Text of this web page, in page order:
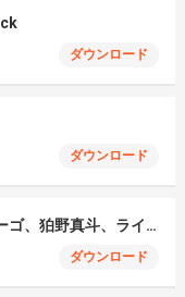
ダウンロード
ダウンロード
モエチャッカファイア – ヒューゴ、狛野真斗、ライト、セヴェリアン (Cover )
ダウンロード